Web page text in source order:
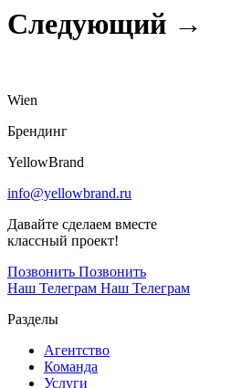
Следующий →
Wien
Брендинг
YellowBrand
info@yellowbrand.ru
Давайте сделаем вместе
классный проект!
Позвонить Позвонить
Наш Телеграм Наш Телеграм
Разделы
Агентство
Команда
Услуги